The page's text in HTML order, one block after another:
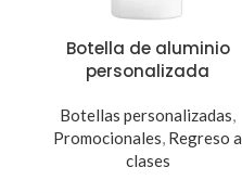
Botella de aluminio
personalizada
Botellas personalizadas,
Promocionales, Regreso a
clases